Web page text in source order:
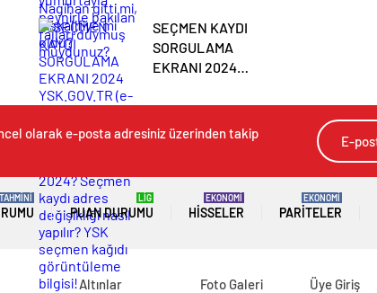
mi oldu?
duymuş muydunuz?
SEÇMEN KAYDI
SORGULAMA
EKRANI 2024
devlet) | Seçmen
kağıtları ne zaman
dağıtılacak 2024?
yapılır? YSK seçmen
olarak e-posta adresiniz üzerinden takip
TAHMİNİ
PUAN DURUMU
LİG
HISSELER
EKONOMİ
PARITELER
EKONOMİ
Altınlar Foto Galeri Üye Giriş